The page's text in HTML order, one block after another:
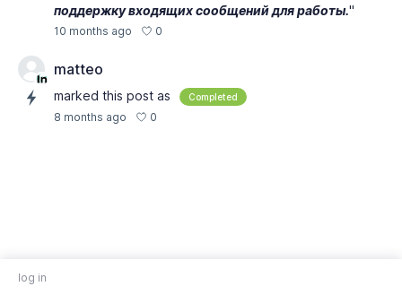
поддержку входящих сообщений для работы."
10 months ago 0
matteo
marked this post as Completed
8 months ago 0
log in